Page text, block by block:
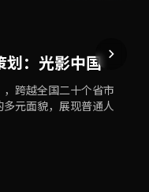
：光影中国
跨越全国二十个省市
元面貌，展现普通人
疑巨制《暗夜
制《暗夜追凶》，汇
的全新高度，扣人心
高窟数字修复
修复工程，首次向公
画数字化保护的前沿
洲杯足球赛精
杯足球赛全程精彩集
每一次精彩的扑救以
字号寻味之旅
三十家中华老字号餐
承故事与地道风味的